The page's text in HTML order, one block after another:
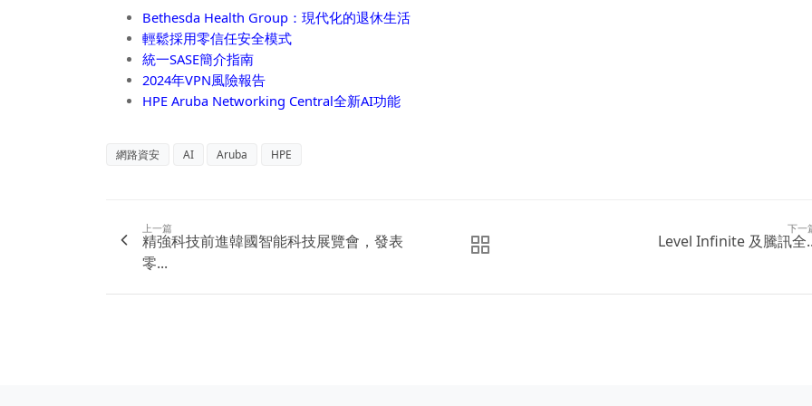
Bethesda Health Group：現代化的退休生活
輕鬆採用零信任安全模式
統一SASE簡介指南
2024年VPN風險報告
HPE Aruba Networking Central全新AI功能
網路資安 AI Aruba HPE
上一篇
精強科技前進韓國智能科技展覽會，發表
零...
下一
Level Infinite 及騰訊全